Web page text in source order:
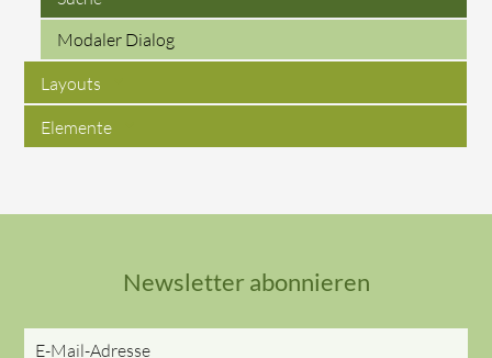
Modaler Dialog
Layouts
Elemente
Newsletter abonnieren